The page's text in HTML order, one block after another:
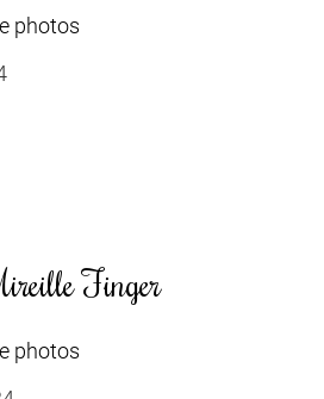
photos
Finger
photos